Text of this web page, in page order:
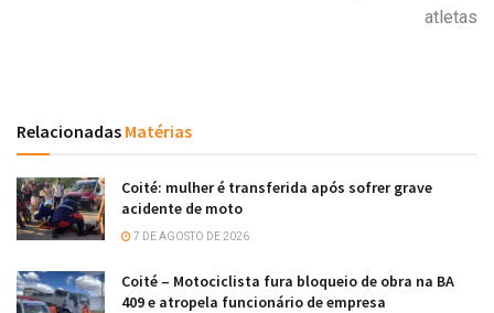
atletas
Relacionadas Matérias
Coité: mulher é transferida após sofrer grave
acidente de moto
7 DE AGOSTO DE 2026
Coité – Motociclista fura bloqueio de obra na BA
409 e atropela funcionário de empresa